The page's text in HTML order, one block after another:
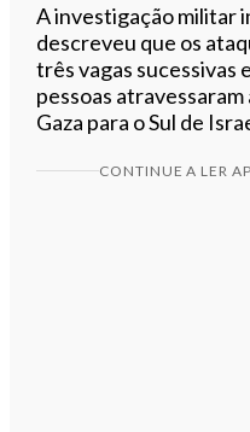
A investigação militar
descreveu que os
três vagas sucessivas
pessoas
Gaza para o Sul de
CONTINUE A LER